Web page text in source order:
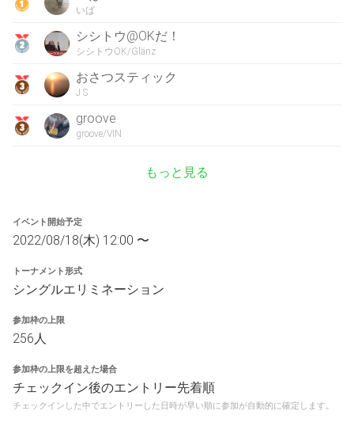
いば
シシトウ@OKだ！
シシトウOK/Glänz
おさつスティック
J S
groove
groove/VIN
もっと見る
イベント開始予定
2022/08/18(木) 12:00 〜
トーナメント形式
シングルエリミネーション
参加枠の上限
256人
参加枠の上限を超えた場合
チェックイン後のエントリー先着順
チェックインした中でエントリーした日時が早い順に参加が自動的に確定します。